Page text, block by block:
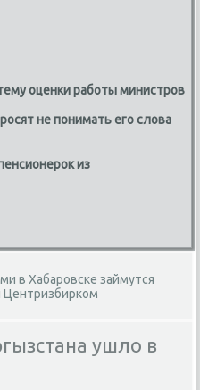
оценки работы министров
не понимать его слова
из
в Хабаровске займутся
Центризбирком
ушло в